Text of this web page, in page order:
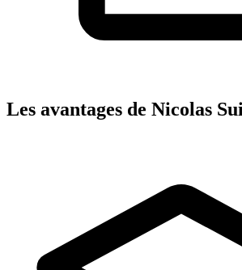
Les avantages de Nicolas